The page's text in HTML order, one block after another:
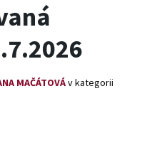
MAČÁTOVÁv kategorii